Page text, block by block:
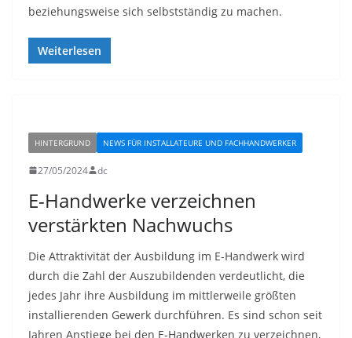
beziehungsweise sich selbstständig zu machen.
Weiterlesen
HINTERGRUND NEWS FÜR INSTALLATEURE UND FACHHANDWERKER
27/05/2024 dc
E-Handwerke verzeichnen
verstärkten Nachwuchs
Die Attraktivität der Ausbildung im E-Handwerk wird
durch die Zahl der Auszubildenden verdeutlicht, die
jedes Jahr ihre Ausbildung im mittlerweile größten
installierenden Gewerk durchführen. Es sind schon seit
Jahren Anstiege bei den E-Handwerken zu verzeichnen,